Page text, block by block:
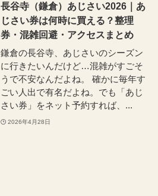
長谷寺（鎌倉）あじさい2026｜あ
じさい券は何時に買える？整理
券・混雑回避・アクセスまとめ
鎌倉の長谷寺、あじさいのシーズン
に行きたいんだけど…混雑がすごそ
うで不安なんだよね。 確かに毎年す
ごい人出で有名だよね。でも「あじ
さい券」をネット予約すれば、...
2026年4月28日